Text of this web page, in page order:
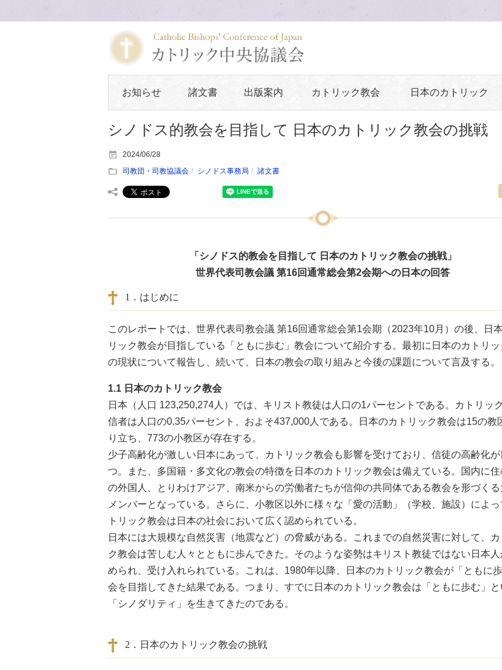
お知らせ 諸文書 出版案内 カトリック教会 日本のカトリック
シノドス的教会を目指して 日本のカトリック教会の挑戦
2024/06/28
司教団・司教協議会
シノドス事務局 諸文書
「シノドス的教会を目指して 日本のカトリック教会の挑戦」
世界代表司教会議 第16回通常総会第2会期への日本の回答
1．はじめに
このレポートでは、世界代表司教会議 第16回通常総会第1会期（2023年10月）の後、日
リック教会が目指している「ともに歩む」教会について紹介する。最初に日本のカトリッ
の現状について報告し、続いて、日本の教会の取り組みと今後の課題について言及する。
1.1 日本のカトリック教会
日本（人口 123,250,274人）では、キリスト教徒は人口の1パーセントである。カトリッ
信者は人口の0.35パーセント、およそ437,000人である。日本のカトリック教会は15の教
り立ち、773の小教区が存在する。
少子高齢化が激しい日本にあって、カトリック教会も影響を受けており、信徒の高齢化が
つ。また、多国籍・多文化の教会の特徴を日本のカトリック教会は備えている。国内に住
の外国人、とりわけアジア、南米からの労働者たちが信仰の共同体である教会を形づくる
メンバーとなっている。さらに、小教区以外に様々な「愛の活動」（学校、施設）によっ
トリック教会は日本の社会において広く認められている。
日本には大規模な自然災害（地震など）の脅威がある。これまでの自然災害に対して、カ
ク教会は苦しむ人々とともに歩んできた。そのような姿勢はキリスト教徒ではない日本
められ、受け入れられている。これは、1980年以降、日本のカトリック教会が「ともに
会を目指してきた結果である。つまり、すでに日本のカトリック教会は「ともに歩む」と
「シノダリティ」を生きてきたのである。
2．日本のカトリック教会の挑戦